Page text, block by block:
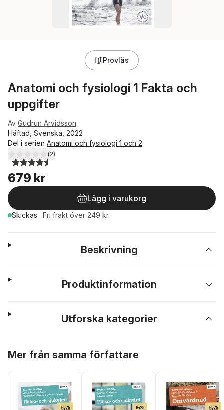
Provläs
Anatomi och fysiologi 1 Fakta och
uppgifter
Av Gudrun Arvidsson
Häftad, Svenska, 2022
Del i serien Anatomi och fysiologi 1 och 2
4,5utav 5 stjärnor. Totalt antal röster:
(2)
679 kr
Lägg i varukorg
Skickas . Fri frakt över 249 kr.
Beskrivning
Produktinformation
Utforska kategorier
Mer från samma författare